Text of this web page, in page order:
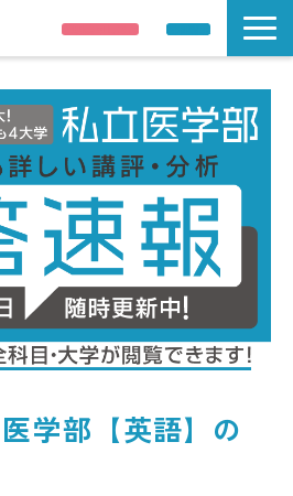
説明会申し込み 資料請求
解答速報
講師紹介
合格実績
学部受験情報
コース案内
/ 寮のご案内
学部【英語】の